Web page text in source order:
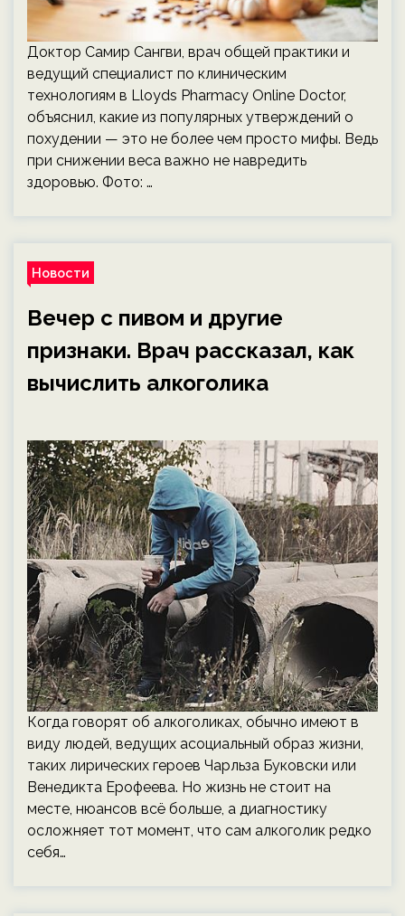
Доктор Самир Сангви, врач общей практики и
ведущий специалист по клиническим
технологиям в Lloyds Pharmacy Online Doctor,
объяснил, какие из популярных утверждений о
похудении — это не более чем просто мифы. Ведь
при снижении веса важно не навредить
здоровью. Фото: …
Новости
Вечер с пивом и другие
признаки. Врач рассказал, как
вычислить алкоголика
Когда говорят об алкоголиках, обычно имеют в
виду людей, ведущих асоциальный образ жизни,
таких лирических героев Чарльза Буковски или
Венедикта Ерофеева. Но жизнь не стоит на
месте, нюансов всё больше, а диагностику
осложняет тот момент, что сам алкоголик редко
себя…